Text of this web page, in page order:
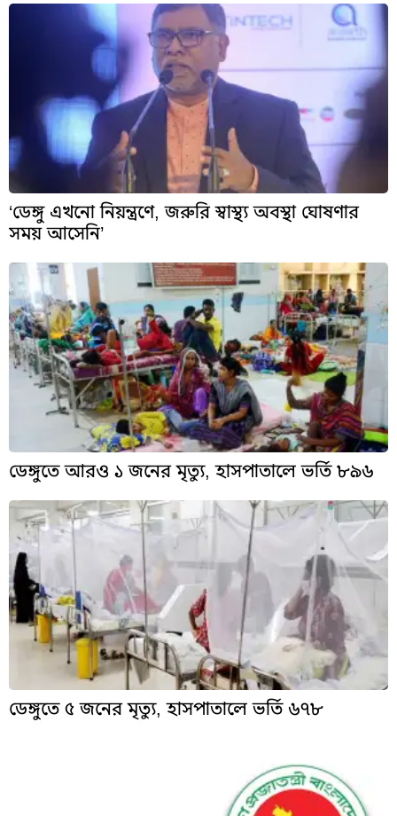
‘ডেঙ্গু এখনো নিয়ন্ত্রণে, জরুরি স্বাস্থ্য অবস্থা ঘোষণার
সময় আসেনি’
ডেঙ্গুতে আরও ১ জনের মৃত্যু, হাসপাতালে ভর্তি ৮৯৬
ডেঙ্গুতে ৫ জনের মৃত্যু, হাসপাতালে ভর্তি ৬৭৮